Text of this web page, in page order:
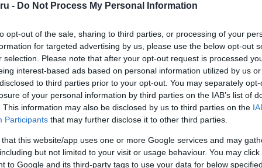
- Do Not Process My Personal Information
opt-out of the sale, sharing to third parties, or processing of your
for targeted advertising by us, please use the below opt-out
selection. Please note that after your opt-out request is processed
interest-based ads based on personal information utilized by us
to third parties prior to your opt-out. You may separately
of your personal information by third parties on the IAB’s list of
This information may also be disclosed by us to third parties on the
Participants that may further disclose it to other third parties.
that this website/app uses one or more Google services and may
but not limited to your visit or usage behaviour. You may
to Google and its third-party tags to use your data for below
előfizetőkhöz képest.
alkalmazásának használatát is próbálja ösztönözni. Azok az
keresztül töltenek fel egyenleget, automatikusan 1 napos
ajándékba. Ez a gyakorlatban azt jelenti, hogy a
vagy nagyobb adatforgalmat igénylő alkalmazásokra is
az adott napon.
legfrissebb híreink között!
is kedvezőbb feltételek jelennek meg. Bizonyos
a belföldi hívások díja akár egységesen 12 forintra is
a hívás másik Yettel-előfizetőhöz vagy más szolgáltató